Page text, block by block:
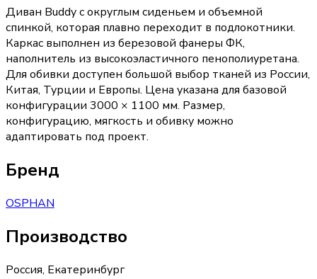
Диван Buddy с округлым сиденьем и объемной
спинкой, которая плавно переходит в подлокотники.
Каркас выполнен из березовой фанеры ФК,
наполнитель из высокоэластичного пенополиуретана.
Для обивки доступен большой выбор тканей из России,
Китая, Турции и Европы. Цена указана для базовой
конфигурации 3000 × 1100 мм. Размер,
конфигурацию, мягкость и обивку можно
адаптировать под проект.
Бренд
OSPHAN
Производство
Россия, Екатеринбург